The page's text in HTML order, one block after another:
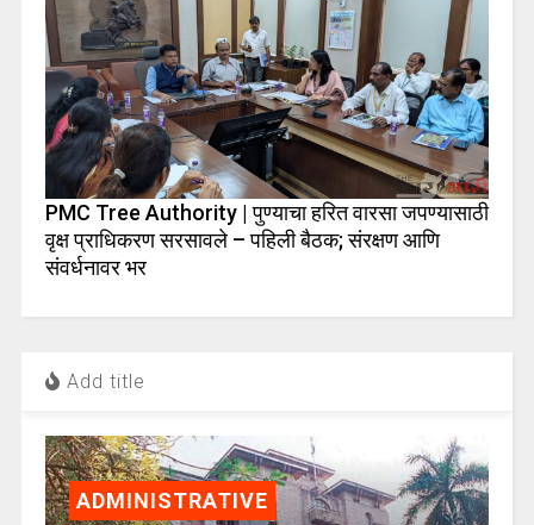
PMC Tree Authority | पुण्याचा हरित वारसा जपण्यासाठी
वृक्ष प्राधिकरण सरसावले – पहिली बैठक; संरक्षण आणि
संवर्धनावर भर
Add title
ADMINISTRATIVE